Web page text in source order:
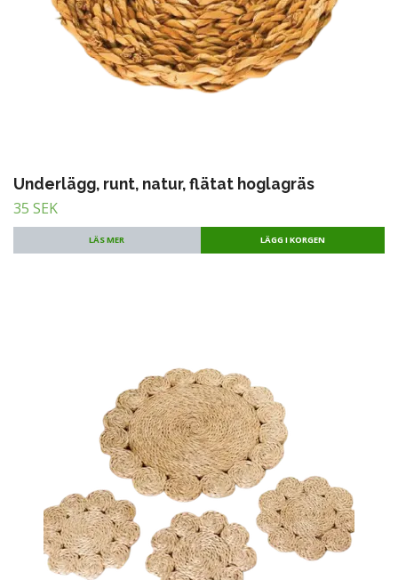
Underlägg, runt, natur, flätat hoglagräs
35 SEK
LÄS MER